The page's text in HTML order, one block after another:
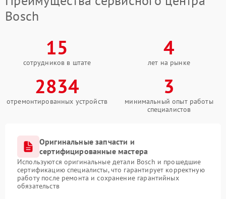
Bosch
15
сотрудников в штате
4
лет на рынке
2834
отремонтированных устройств
3
минимальный опыт работы
специалистов
Оригинальные запчасти и
сертифицированные мастера
Используются оригинальные детали Bosch и прошедшие
сертификацию специалисты, что гарантирует корректную
работу после ремонта и сохранение гарантийных
обязательств